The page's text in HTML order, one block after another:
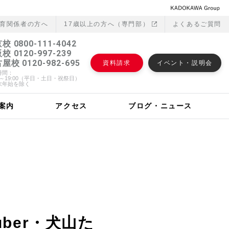
関係者の⽅へ 17歳以上の方へ（専門部） よくあるご質問
校 0800-111-4042
校 0120-997-239
屋校 0120-982-695
：
19:00（平日・土日・祝祭日）
始を除く
資料請求 イベント・説明会
内 アクセス ブログ・ニュース
・犬山た